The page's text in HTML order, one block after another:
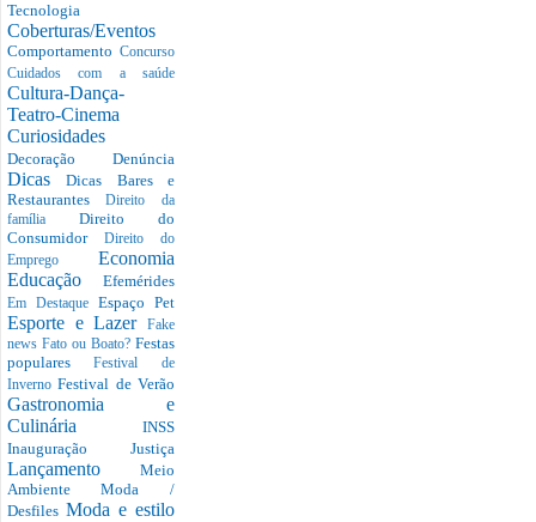
Tecnologia
Coberturas/Eventos
Comportamento Concurso
Cuidados com a saúde
Cultura-Dança-
Teatro-Cinema
Curiosidades
Decoração Denúncia
DicasDicas Bares e
RestaurantesDireito da
família Direito do
Consumidor Direito do
Emprego Economia
Educação Efemérides
Em Destaque Espaço Pet
Esporte e Lazer
Fake
news Fato ou Boato? Festas
popularesFestival de
InvernoFestival de Verão
Gastronomia e
Culinária INSS
Inauguração Justiça
Lançamento Meio
AmbienteModa /
Desfiles Moda e estilo